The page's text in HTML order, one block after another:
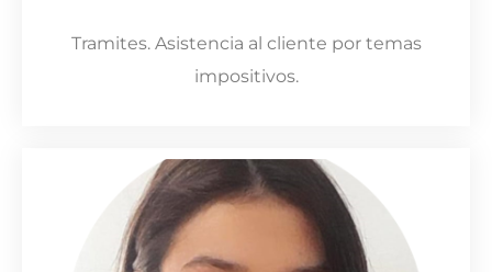
Tramites. Asistencia al cliente por temas
impositivos.